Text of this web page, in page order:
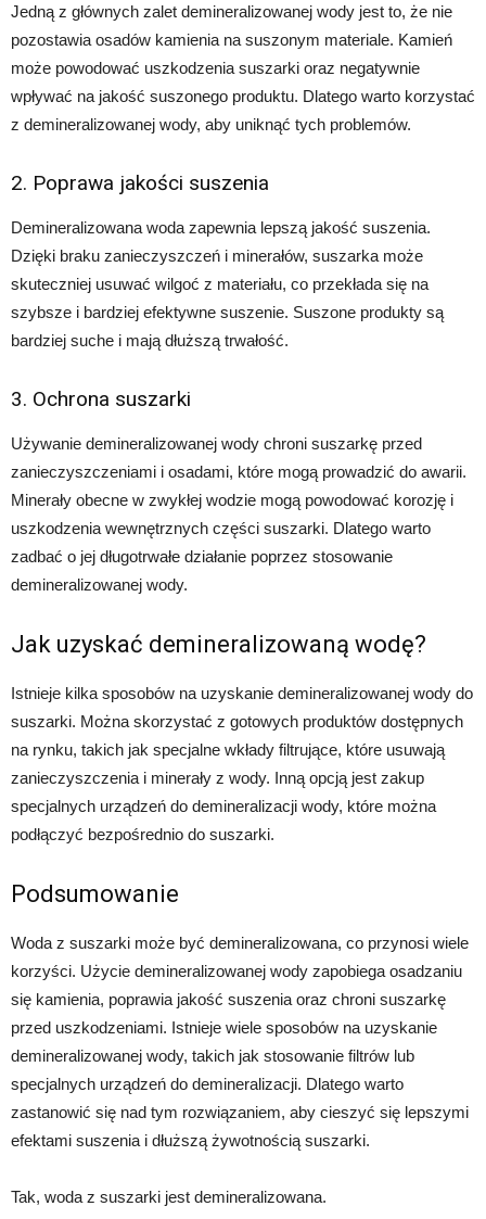
Jedną z głównych zalet demineralizowanej wody jest to, że nie
pozostawia osadów kamienia na suszonym materiale. Kamień
może powodować uszkodzenia suszarki oraz negatywnie
wpływać na jakość suszonego produktu. Dlatego warto korzystać
z demineralizowanej wody, aby uniknąć tych problemów.
2. Poprawa jakości suszenia
Demineralizowana woda zapewnia lepszą jakość suszenia.
Dzięki braku zanieczyszczeń i minerałów, suszarka może
skuteczniej usuwać wilgoć z materiału, co przekłada się na
szybsze i bardziej efektywne suszenie. Suszone produkty są
bardziej suche i mają dłuższą trwałość.
3. Ochrona suszarki
Używanie demineralizowanej wody chroni suszarkę przed
zanieczyszczeniami i osadami, które mogą prowadzić do awarii.
Minerały obecne w zwykłej wodzie mogą powodować korozję i
uszkodzenia wewnętrznych części suszarki. Dlatego warto
zadbać o jej długotrwałe działanie poprzez stosowanie
demineralizowanej wody.
Jak uzyskać demineralizowaną wodę?
Istnieje kilka sposobów na uzyskanie demineralizowanej wody do
suszarki. Można skorzystać z gotowych produktów dostępnych
na rynku, takich jak specjalne wkłady filtrujące, które usuwają
zanieczyszczenia i minerały z wody. Inną opcją jest zakup
specjalnych urządzeń do demineralizacji wody, które można
podłączyć bezpośrednio do suszarki.
Podsumowanie
Woda z suszarki może być demineralizowana, co przynosi wiele
korzyści. Użycie demineralizowanej wody zapobiega osadzaniu
się kamienia, poprawia jakość suszenia oraz chroni suszarkę
przed uszkodzeniami. Istnieje wiele sposobów na uzyskanie
demineralizowanej wody, takich jak stosowanie filtrów lub
specjalnych urządzeń do demineralizacji. Dlatego warto
zastanowić się nad tym rozwiązaniem, aby cieszyć się lepszymi
efektami suszenia i dłuższą żywotnością suszarki.
Tak, woda z suszarki jest demineralizowana.